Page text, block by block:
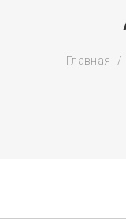
Главная